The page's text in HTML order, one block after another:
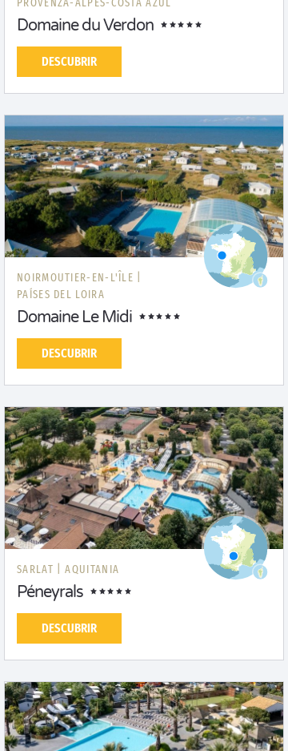
PROVENZA-ALPES-COSTA AZUL
Domaine du Verdon
DESCUBRIR
NOIRMOUTIER-EN-L'ÎLE |
PAÍSES DEL LOIRA
Domaine Le Midi
DESCUBRIR
SARLAT | AQUITANIA
Péneyrals
DESCUBRIR